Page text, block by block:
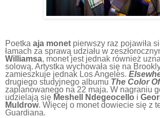
Poetka aja monet pierwszy raz pojawiła
łamach za sprawą udziału w
Williamsa, monet jest jednak również
solową. Artystka wychowała się na
zamieszkuje jednak Los Angeles.
drugiego studyjnego albumu The Color
zaplanowanego na 22 maja. W nagraniu
udzielają się Meshell Ndegeocello i
Muldrow. Więcej o monet dowiecie się z
Guardiana.